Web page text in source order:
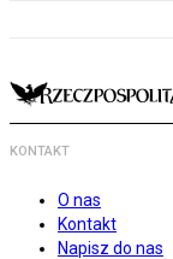
KONTAKT
O nas
Kontakt
Napisz do nas